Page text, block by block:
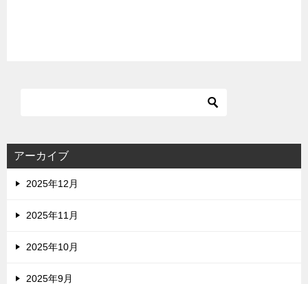
アーカイブ
2025年12月
2025年11月
2025年10月
2025年9月